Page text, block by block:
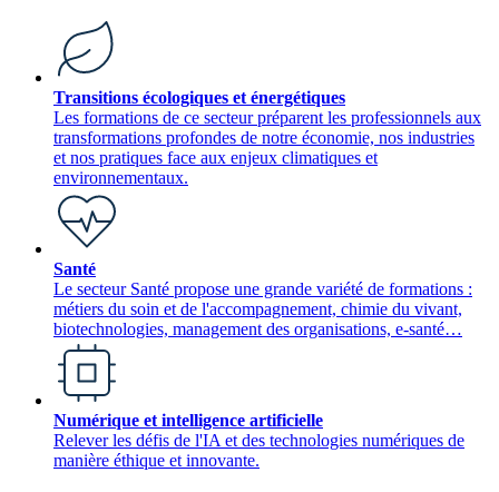
Transitions écologiques et énergétiques
Les formations de ce secteur préparent les professionnels aux
transformations profondes de notre économie, nos industries
et nos pratiques face aux enjeux climatiques et
environnementaux.
Santé
Le secteur Santé propose une grande variété de formations :
métiers du soin et de l'accompagnement, chimie du vivant,
biotechnologies, management des organisations, e-santé…
Numérique et intelligence artificielle
Relever les défis de l'IA et des technologies numériques de
manière éthique et innovante.